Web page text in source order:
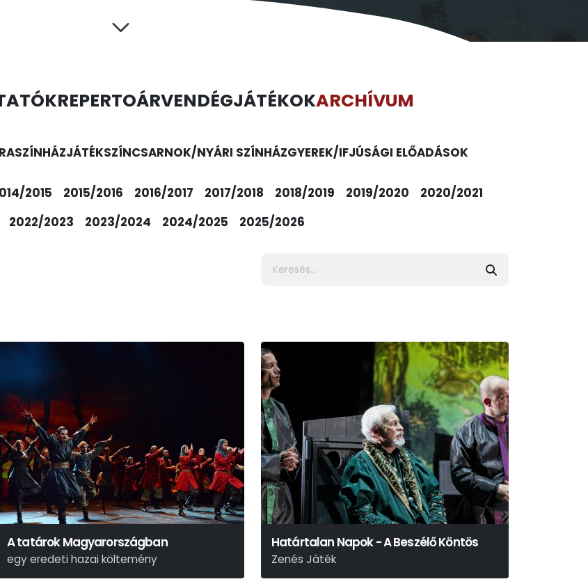
REPERTOÁRVENDÉGJÁTÉKOKARCHÍVUM
JÁTÉKSZÍNCSARNOK/NYÁRI SZÍNHÁZGYEREK/IFJÚSÁGI ELŐADÁSOK
2015 2015/2016 2016/2017 2017/2018 2018/2019 2019/2020
2020/2021
2022/2023 2023/2024 2024/2025 2025/2026
A tatárok Magyarországban
egy eredeti hazai költemény
Kisfaludy Károly
Határtalan Napok - A Beszélő Köntös
Zenés Játék
Mikszáth Kálmán